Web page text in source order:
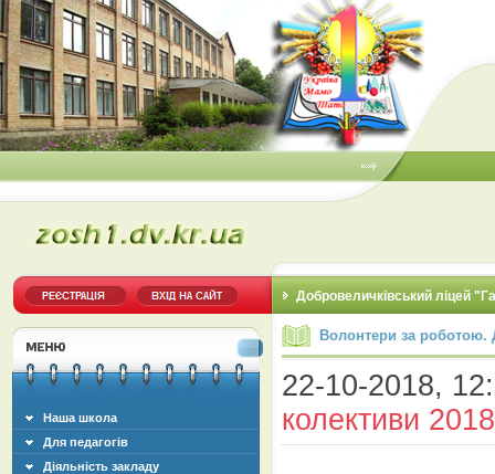
Добровеличківський ліцей
Наша школа
Для педагогів
Діяльність закладу
Волонтери за роботою.
22-10-2018,
колективи